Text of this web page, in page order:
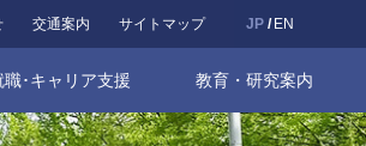
JP EN
交通案内 サイトマップ
検索
職･キャリア支援 教育・研究案内